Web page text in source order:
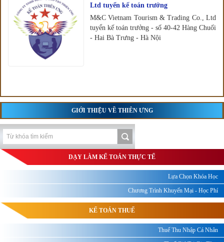
Ltd tuyển kế toán trưởng
M&C Vietnam Tourism & Trading Co., Ltd
tuyển kế toán trưởng - số 40-42 Hàng Chuối
- Hai Bà Trưng - Hà Nội
GIỚI THIỆU VỀ THIÊN ƯNG
DẠY LÀM KẾ TOÁN THỰC TẾ
Lựa Chọn Khóa Học
Chương Trình Khuyến Mại - Học Phí
KẾ TOÁN THUẾ
Thuế Thu Nhập Cá Nhân